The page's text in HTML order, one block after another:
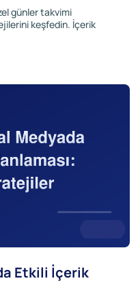
günler takvimi
keşfedin. İçerik
Etkili İçerik